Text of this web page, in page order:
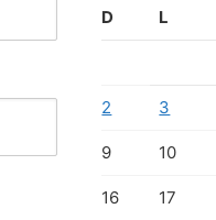
D L
2 3
9 10
16 17